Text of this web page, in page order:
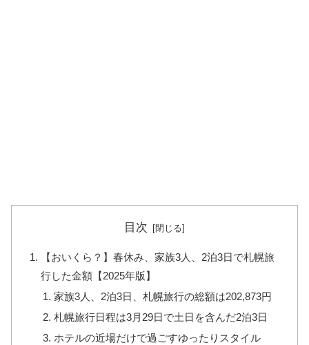
目次
【おいくら？】春休み、家族3人、2泊3日で札幌旅
行した金額【2025年版】
家族3人、2泊3日、札幌旅行の総額は202,873円
札幌旅行日程は3月29日で土日を含んだ2泊3日
ホテルの近場だけで過ごすゆったりスタイル